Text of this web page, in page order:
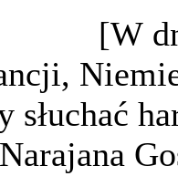
[W
słuchać